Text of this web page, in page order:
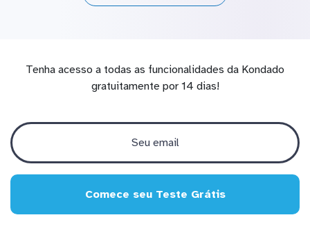
Tenha acesso a todas as funcionalidades da Kondado
gratuitamente por 14 dias!
Comece seu Teste Grátis